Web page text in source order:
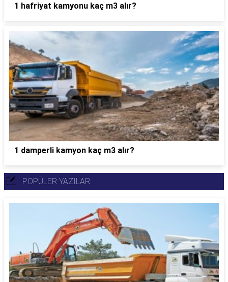
1 hafriyat kamyonu kaç m3 alır?
1 damperli kamyon kaç m3 alır?
POPÜLER YAZILAR